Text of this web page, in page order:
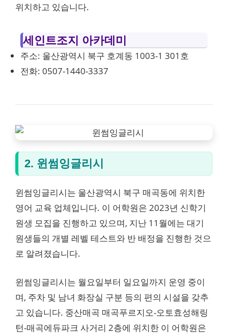
위치하고 있습니다.
세인트조지 아카데미
주소: 울산광역시 북구 호계동 1003-1 301호
전화: 0507-1440-3337
2. 윈썸잉글리시
윈썸잉글리시는 울산광역시 북구 매곡동에 위치한
영어 교육 업체입니다. 이 어학원은 2023년 신학기
원생 모집을 진행하고 있으며, 지난 11월에는 대기
원생들의 개별 레벨 테스트와 반 배정을 진행한 것으
로 알려졌습니다.
윈썸잉글리시는 월요일부터 일요일까지 운영 중이
며, 주차 및 남녀 화장실 구분 등의 편의 시설을 갖추
고 있습니다. 중산매곡 매곡푸르지오-오토효성해링
턴-매곡에듀파크 사거리 2층에 위치한 이 어학원은